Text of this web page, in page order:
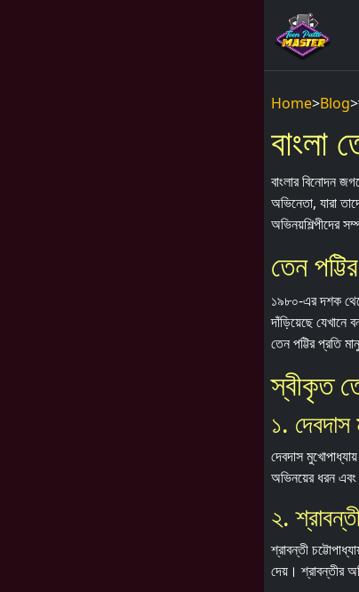
Home>Blog>
বাংলা
বাংলার বিনোদন
অভিনেতা, যারা
অভিনয়শিল্পীদের
তেন
১৯৮০-এর দশক
দাঁড়িয়েছে যেখানে
তেন পট্টির প্রতি
স্বীকৃত
১.
দেবদাস
অভিনয়ের ধরন
২.
শ্রাবন্তী
দেয়। শ্রাবন্তীর